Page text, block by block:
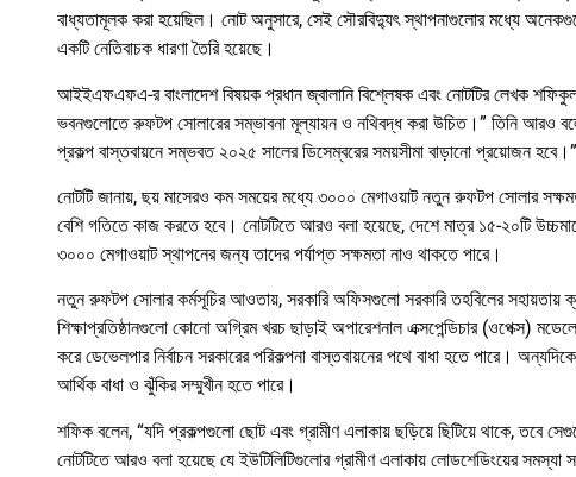
বাধ্যতামূলক করা হয়েছিল। নোট অনুসারে, সেই সৌরবিদ্যুৎ স্থাপনাগুলোর মধ্যে
একটি নেতিবাচক ধারণা তৈরি হয়েছে।
আইইএফএফএ-র বাংলাদেশ বিষয়ক প্রধান জ্বালানি বিশ্লেষক এবং নোটটির লেখক
ভবনগুলোতে রুফটপ সোলারের সম্ভাবনা মূল্যায়ন ও নথিবদ্ধ করা উচিত।” তিনি আরও বলেন,
প্রকল্প বাস্তবায়নে সম্ভবত ২০২৫ সালের ডিসেম্বরের সময়সীমা বাড়ানো প্রয়োজন হবে।”
নোটটি জানায়, ছয় মাসেরও কম সময়ের মধ্যে ৩০০০ মেগাওয়াট নতুন রুফটপ সোলার
বেশি গতিতে কাজ করতে হবে। নোটটিতে আরও বলা হয়েছে, দেশে মাত্র ১৫-২০টি
৩০০০ মেগাওয়াট স্থাপনের জন্য তাদের পর্যাপ্ত সক্ষমতা নাও থাকতে পারে।
নতুন রুফটপ সোলার কর্মসূচির আওতায়, সরকারি অফিসগুলো সরকারি তহবিলের সহায়তায়
শিক্ষাপ্রতিষ্ঠানগুলো কোনো অগ্রিম খরচ ছাড়াই অপারেশনাল এক্সপেন্ডিচার (ওপেক্স)
করে ডেভেলপার নির্বাচন সরকারের পরিকল্পনা বাস্তবায়নের পথে বাধা হতে পারে।
আর্থিক বাধা ও ঝুঁকির সম্মুখীন হতে পারে।
শফিক বলেন, “যদি প্রকল্পগুলো ছোট এবং গ্রামীণ এলাকায় ছড়িয়ে ছিটিয়ে থাকে, তবে
নোটটিতে আরও বলা হয়েছে যে ইউটিলিটিগুলোর গ্রামীণ এলাকায় লোডশেডিংয়ের সমস্যা